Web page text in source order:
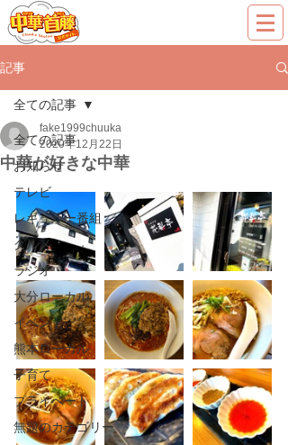
記事
全ての記事
お知らせ
テレビ
レギュラー番組
グルメ
ラジオ
大分ローカル
イベント
熊本ローカル
子育て
プライベート
無題のカテゴリー
全ての記事
中華が好きな中華
fake1999chuuka
2020年12月22日